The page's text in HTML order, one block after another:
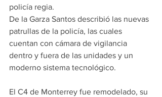
policía regia.
De la Garza Santos describió las nuevas
patrullas de la policía, las cuales
cuentan con cámara de vigilancia
dentro y fuera de las unidades y un
moderno sistema tecnológico.
El C4 de Monterrey fue remodelado, su